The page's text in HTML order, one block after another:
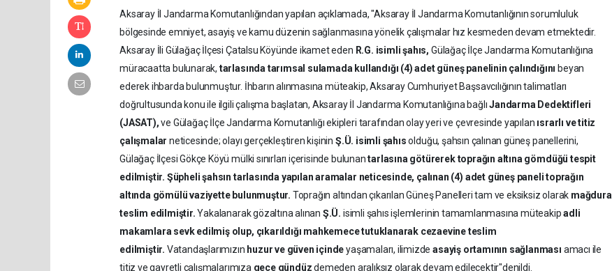
Aksaray İl Jandarma Komutanlığından yapılan açıklamada, "Aksaray İl Jandarma Komutanlığının sorumluluk
bölgesinde emniyet, asayiş ve kamu düzenin sağlanmasına yönelik çalışmalar hız kesmeden devam etmektedir.
Aksaray İli Gülağaç İlçesi Çatalsu Köyünde ikamet eden R.G. isimli şahıs, Gülağaç İlçe Jandarma Komutanlığına
müracaatta bulunarak, tarlasında tarımsal sulamada kullandığı (4) adet güneş panelinin çalındığını beyan
ederek ihbarda bulunmuştur. İhbarın alınmasına müteakip, Aksaray Cumhuriyet Başsavcılığının talimatları
doğrultusunda konu ile ilgili çalışma başlatan, Aksaray İl Jandarma Komutanlığına bağlıJandarma Dedektifleri
(JASAT),ve Gülağaç İlçe Jandarma Komutanlığı ekipleri tarafından olay yeri ve çevresinde yapılan ısrarlı ve titiz
çalışmalar neticesinde; olayı gerçekleştiren kişinin Ş.Ü. isimli şahısolduğu, şahsın çalınan güneş panellerini,
Gülağaç İlçesi Gökçe Köyü mülki sınırları içerisinde bulunantarlasına götürerek toprağın altına gömdüğü tespit
edilmiştir. Şüpheli şahsın tarlasında yapılan aramalar neticesinde, çalınan (4) adet güneş paneli toprağın
altında gömülü vaziyette bulunmuştur. Toprağın altından çıkarılan Güneş Panelleri tam ve eksiksiz olarak mağdura
teslim edilmiştir.Yakalanarak gözaltına alınan Ş.Ü. isimli şahıs işlemlerinin tamamlanmasına müteakipadli
makamlara sevk edilmiş olup, çıkarıldığı mahkemece tutuklanarak cezaevine teslim
edilmiştir. Vatandaşlarımızın huzur ve güven içindeyaşamaları, ilimizdeasayiş ortamının sağlanması amacı ile
titiz ve gayretli çalışmalarımıza gece gündüzdemeden aralıksız olarak devam edilecektir"denildi.